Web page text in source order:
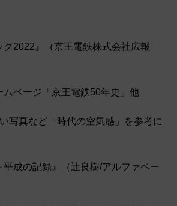
ク2022』（京王電鉄株式会社広報
ムページ「京王電鉄50年史」他
写真など「時代の空気感」を参考に
平成の記録』（辻良樹/アルファベー